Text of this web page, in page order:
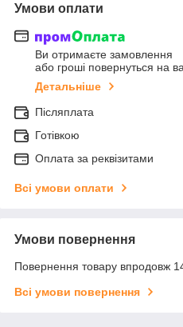
Умови оплати
Ви отримаєте замовлення
або гроші повернуться на
Детальніше
Післяплата
Готівкою
Оплата за реквізитами
Всі умови оплати
Умови повернення
Повернення товару впродовж
Всі умови повернення